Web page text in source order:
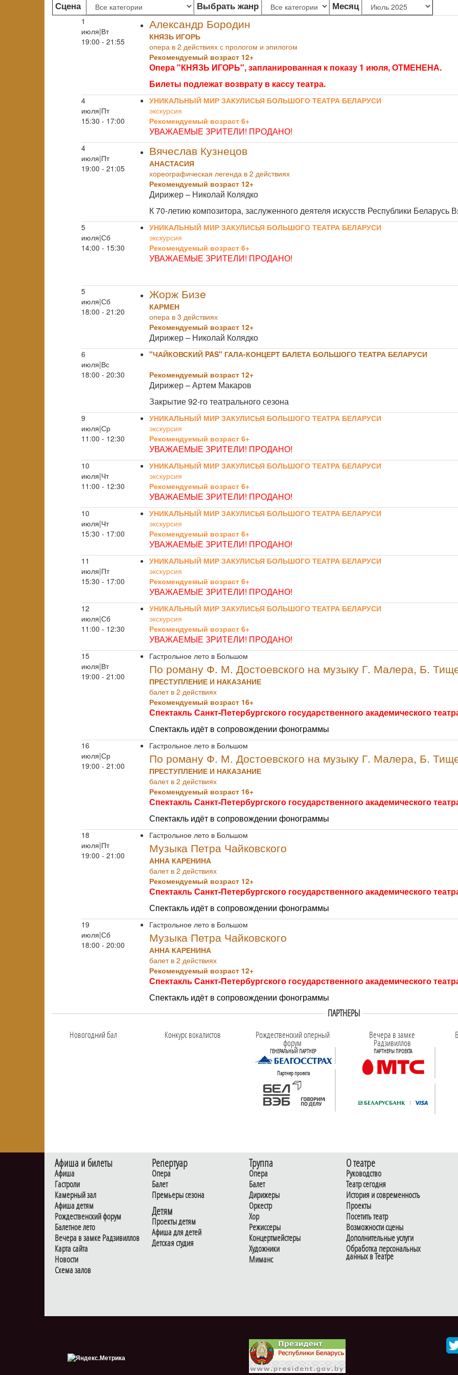
Сцена Выбрать жанр Месяц
1
июля|Вт
19:00 - 21:55
Александр Бородин
КНЯЗЬ ИГОРЬ
опера в 2 действиях с прологом и эпилогом
Рекомендуемый возраст 12+
Опера "КНЯЗЬ ИГОРЬ", запланированная к показу 1 июля, ОТМЕНЕНА.
Билеты подлежат возврату в кассу театра.
4
июля|Пт
15:30 - 17:00
УНИКАЛЬНЫЙ МИР ЗАКУЛИСЬЯ БОЛЬШОГО ТЕАТРА БЕЛАРУСИ
экскурсия
Рекомендуемый возраст 6+
УВАЖАЕМЫЕ ЗРИТЕЛИ! ПРОДАНО!
4
июля|Пт
19:00 - 21:05
Вячеслав Кузнецов
АНАСТАСИЯ
хореографическая легенда в 2 действиях
Рекомендуемый возраст 12+
Дирижер – Николай Колядко
К 70-летию композитора, заслуженного деятеля искусств Республики Беларусь
5
июля|Сб
14:00 - 15:30
УНИКАЛЬНЫЙ МИР ЗАКУЛИСЬЯ БОЛЬШОГО ТЕАТРА БЕЛАРУСИ
экскурсия
Рекомендуемый возраст 6+
УВАЖАЕМЫЕ ЗРИТЕЛИ! ПРОДАНО!
5
июля|Сб
18:00 - 21:20
Жорж Бизe
КАРМЕН
опера в 3 действиях
Рекомендуемый возраст 12+
Дирижер – Николай Колядко
6
июля|Вс
18:00 - 20:30
"ЧАЙКОВСКИЙ PAS" ГАЛА-КОНЦЕРТ БАЛЕТА БОЛЬШОГО ТЕАТРА БЕЛАРУСИ
Рекомендуемый возраст 12+
Дирижер – Артем Макаров
Закрытие 92-го театрального сезона
9
июля|Ср
11:00 - 12:30
УНИКАЛЬНЫЙ МИР ЗАКУЛИСЬЯ БОЛЬШОГО ТЕАТРА БЕЛАРУСИ
экскурсия
Рекомендуемый возраст 6+
УВАЖАЕМЫЕ ЗРИТЕЛИ! ПРОДАНО!
10
июля|Чт
11:00 - 12:30
УНИКАЛЬНЫЙ МИР ЗАКУЛИСЬЯ БОЛЬШОГО ТЕАТРА БЕЛАРУСИ
экскурсия
Рекомендуемый возраст 6+
УВАЖАЕМЫЕ ЗРИТЕЛИ! ПРОДАНО!
10
июля|Чт
15:30 - 17:00
УНИКАЛЬНЫЙ МИР ЗАКУЛИСЬЯ БОЛЬШОГО ТЕАТРА БЕЛАРУСИ
экскурсия
Рекомендуемый возраст 6+
УВАЖАЕМЫЕ ЗРИТЕЛИ! ПРОДАНО!
11
июля|Пт
15:30 - 17:00
УНИКАЛЬНЫЙ МИР ЗАКУЛИСЬЯ БОЛЬШОГО ТЕАТРА БЕЛАРУСИ
экскурсия
Рекомендуемый возраст 6+
УВАЖАЕМЫЕ ЗРИТЕЛИ! ПРОДАНО!
12
июля|Сб
11:00 - 12:30
УНИКАЛЬНЫЙ МИР ЗАКУЛИСЬЯ БОЛЬШОГО ТЕАТРА БЕЛАРУСИ
экскурсия
Рекомендуемый возраст 6+
УВАЖАЕМЫЕ ЗРИТЕЛИ! ПРОДАНО!
15
июля|Вт
19:00 - 21:00
Гастрольное лето в Большом
По роману Ф. М. Достоевского на музыку Г. Малера, Б.
ПРЕСТУПЛЕНИЕ И НАКАЗАНИЕ
балет в 2 действиях
Рекомендуемый возраст 16+
Спектакль Санкт-Петербургского государственного академического
Спектакль идёт в сопровождении фонограммы
16
июля|Ср
19:00 - 21:00
Гастрольное лето в Большом
По роману Ф. М. Достоевского на музыку Г. Малера, Б.
ПРЕСТУПЛЕНИЕ И НАКАЗАНИЕ
балет в 2 действиях
Рекомендуемый возраст 16+
Спектакль Санкт-Петербургского государственного академического
Спектакль идёт в сопровождении фонограммы
18
июля|Пт
19:00 - 21:00
Гастрольное лето в Большом
Музыка Петра Чайковского
АННА КАРЕНИНА
балет в 2 действиях
Рекомендуемый возраст 12+
Спектакль Санкт-Петербургского государственного академического
Спектакль идёт в сопровождении фонограммы
19
июля|Сб
18:00 - 20:00
Гастрольное лето в Большом
Музыка Петра Чайковского
АННА КАРЕНИНА
балет в 2 действиях
Рекомендуемый возраст 12+
Спектакль Санкт-Петербургского государственного академического
Спектакль идёт в сопровождении фонограммы
ПАРТНЕРЫ
Новогодний бал
Конкурс вокалистов Рождественский оперный
форум
ГЕНЕРАЛЬНЫЙ ПАРТНЕР
Партнер проекта
Вечера в замке
Радзивиллов
ПАРТНЕРЫ ПРОЕКТА
Афиша и билеты
Афиша
Гастроли
Камерный зал
Афиша детям
Рождественский форум
Балетное лето
Вечера в замке Радзивиллов
Карта сайта
Новости
Схема залов
Репертуар
Опера
Балет
Премьеры сезона
Детям
Проекты детям
Афиша для детей
Детская студия
Труппа
Опера
Балет
Дирижеры
Оркестр
Хор
Режиссеры
Концертмейстеры
Художники
Миманс
О театре
Руководство
Театр сегодня
История и современность
Проекты
Посетить театр
Возможности сцены
Дополнительные услуги
Обработка персональных
данных в Театре